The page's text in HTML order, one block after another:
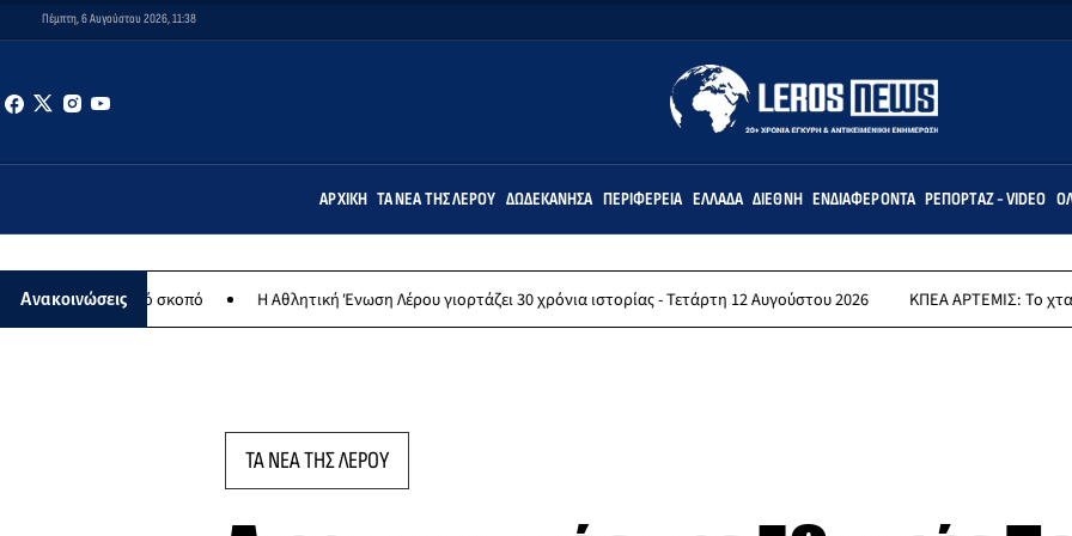
Πέμπτη, 6 Αυγούστου 2026, 11:38
ΑΡΧΙΚΉ ΤΑ ΝΈΑ ΤΗΣ ΛΈΡΟΥ ΔΩΔΕΚΆΝΗΣΑ ΠΕΡΙΦΈΡΕΙΑ ΕΛΛΆΔΑ ΔΙΕΘΝΉ ΕΝΔΙΑΦΈΡΟΝΤΑ ΡΕΠΟΡΤΆΖ - VIDEO
Ανακοινώσεις
σκοπό Η Αθλητική Ένωση Λέρου γιορτάζει 30 χρόνια ιστορίας - Τετάρτη 12 Αυγούστου 2026 ΚΠΕΑ ΑΡΤΕΜΙΣ: Το χταποδοπίλαφο
ΤΑ ΝΕΑ ΤΗΣ ΛΕΡΟΥ